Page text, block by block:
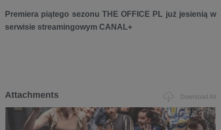
Premiera piątego sezonu THE OFFICE PL już jesienią w
serwisie streamingowym CANAL+
Attachments Download All